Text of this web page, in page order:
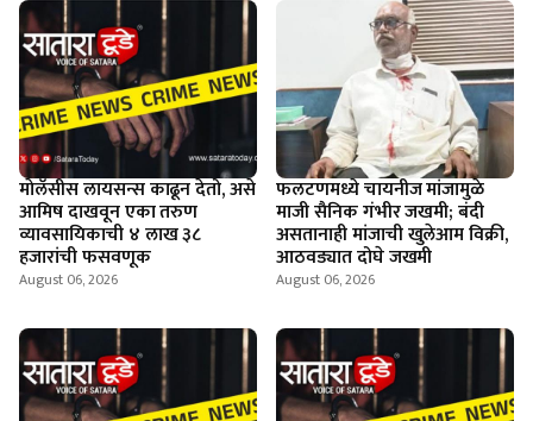
माेलॅसीस लायसन्स काढून देतो, असे
आमिष दाखवून एका तरुण
व्यावसायिकाची ४ लाख ३८
हजारांची फसवणूक
August 06, 2026
फलटणमध्ये चायनीज मांजामुळे
माजी सैनिक गंभीर जखमी; बंदी
असतानाही मांजाची खुलेआम विक्री,
आठवड्यात दोघे जखमी
August 06, 2026